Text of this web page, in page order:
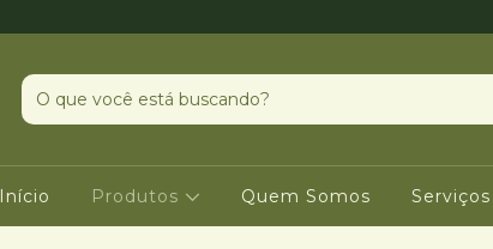
Início Produtos Quem Somos Serviços